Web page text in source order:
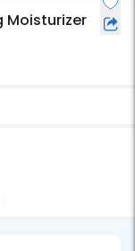
Moisturizer